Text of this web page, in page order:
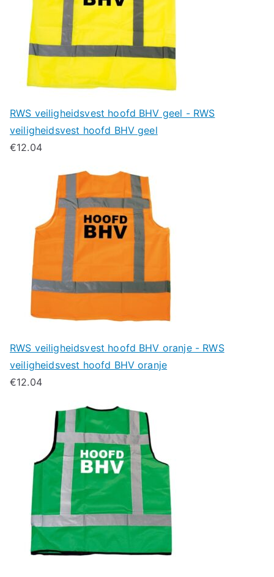
RWS veiligheidsvest hoofd BHV geel - RWS
veiligheidsvest hoofd BHV geel
€12.04
RWS veiligheidsvest hoofd BHV oranje - RWS
veiligheidsvest hoofd BHV oranje
€12.04